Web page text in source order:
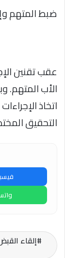
ضبط المتهم
عقب تقنين
الأب المتهم.
اتخاذ
التحقيق
إلقاء